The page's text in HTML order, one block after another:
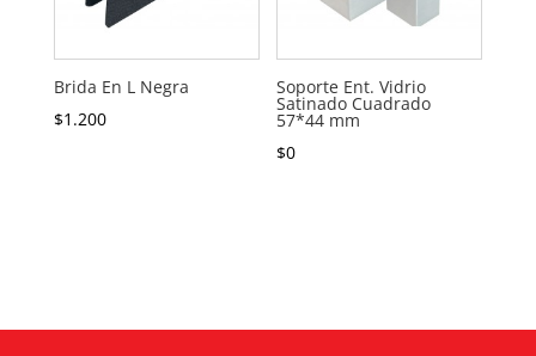
Brida En L Negra
$1.200
Soporte Ent. Vidrio
Satinado Cuadrado
57*44 mm
$0